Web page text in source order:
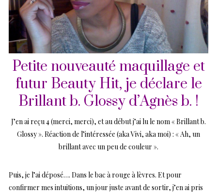
Petite nouveauté maquillage et
futur Beauty Hit, je déclare le
Brillant b. Glossy d’Agnès b. !
J’en ai reçu 4 (merci, merci), et au début j’ai lu le nom « Brillant b.
Glossy ». Réaction de l’intéressée (aka Vivi, aka moi) : « Ah, un
brillant avec un peu de couleur ».
Puis, je l’ai déposé…. Dans le bac à rouge à lèvres. Et pour
confirmer mes intuitions, un jour juste avant de sortir, j’en ai pris